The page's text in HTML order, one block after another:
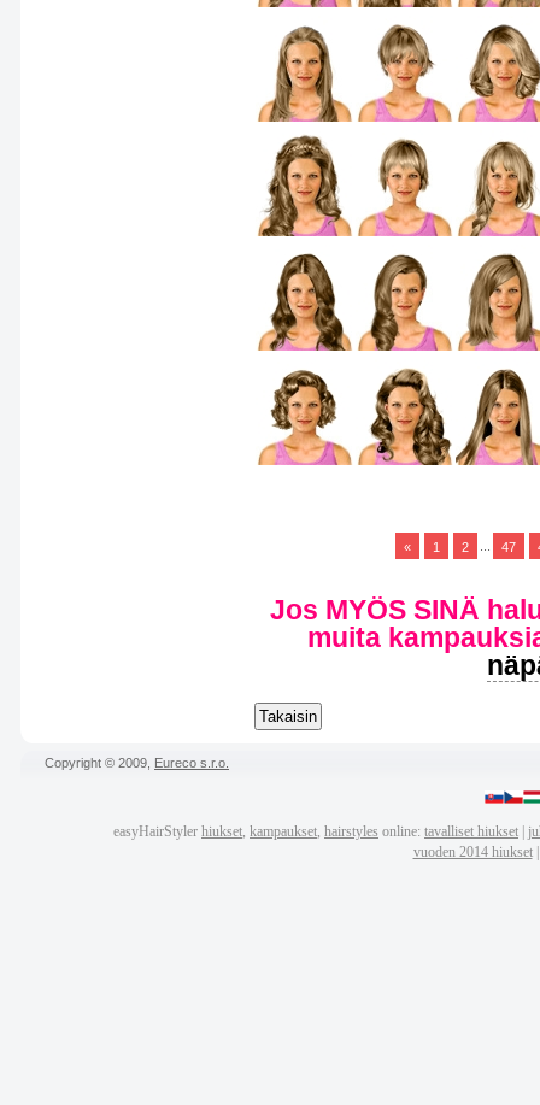
« 1 2 47
Jos MYÖS SINÄ
muita
Copyright © 2009, Eureco s.r.o.
easyHairStyler hiukset, kampaukset, hairstyles online: tavalliset hiukset
vuoden 2014 hiukset